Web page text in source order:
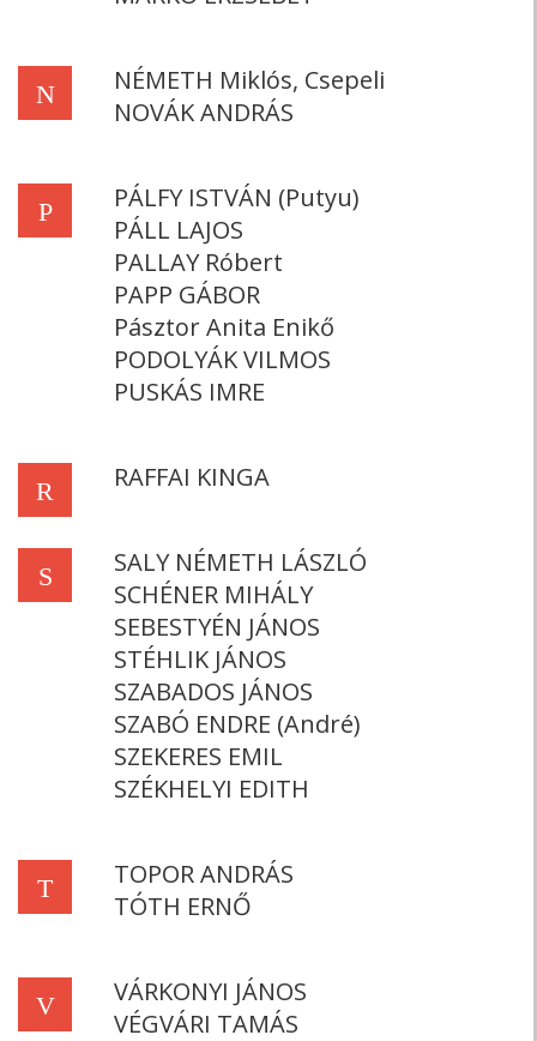
N
NÉMETH Miklós, Csepeli
NOVÁK ANDRÁS
P
PÁLFY ISTVÁN (Putyu)
PÁLL LAJOS
PALLAY Róbert
PAPP GÁBOR
Pásztor Anita Enikő
PODOLYÁK VILMOS
PUSKÁS IMRE
R RAFFAI KINGA
S
SALY NÉMETH LÁSZLÓ
SCHÉNER MIHÁLY
SEBESTYÉN JÁNOS
STÉHLIK JÁNOS
SZABADOS JÁNOS
SZABÓ ENDRE (André)
SZEKERES EMIL
SZÉKHELYI EDITH
T
TOPOR ANDRÁS
TÓTH ERNŐ
V
VÁRKONYI JÁNOS
VÉGVÁRI TAMÁS